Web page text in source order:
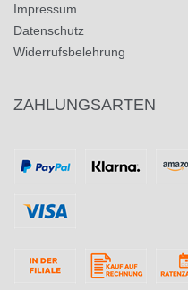
Impressum
Datenschutz
Widerrufsbelehrung
ZAHLUNGSARTEN